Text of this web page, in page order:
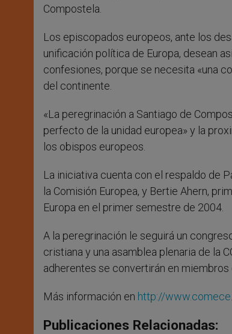
Compostela.
Los episcopados europeos, ante los
unificación política de Europa, desean
confesiones, porque se necesita «una
del continente.
«La peregrinación a Santiago de
perfecto de la unidad europea» y la
los obispos europeos.
La iniciativa cuenta con el respaldo de
la Comisión Europea, y Bertie Ahern,
Europa en el primer semestre de 2004.
A la peregrinación le seguirá un
cristiana y una asamblea plenaria de la
adherentes se convertirán en miembros
Más información en http://
Publicaciones Relacionadas: